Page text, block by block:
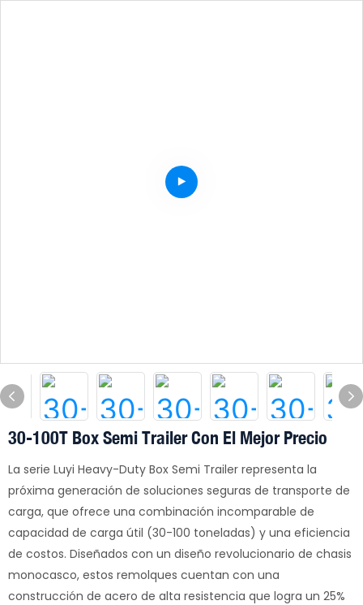
30-100T Box Semi Trailer Con El Mejor Precio
La serie Luyi Heavy-Duty Box Semi Trailer representa la
próxima generación de soluciones seguras de transporte de
carga, que ofrece una combinación incomparable de
capacidad de carga útil (30-100 toneladas) y una eficiencia
de costos. Diseñados con un diseño revolucionario de chasis
monocasco, estos remolques cuentan con una
construcción de acero de alta resistencia que logra un 25%